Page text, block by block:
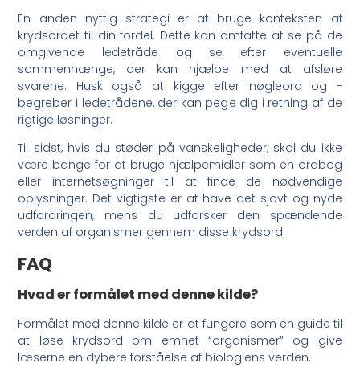
En anden nyttig strategi er at bruge konteksten af
krydsordet til din fordel. Dette kan omfatte at se på de
omgivende ledetråde og se efter eventuelle
sammenhænge, der kan hjælpe med at afsløre
svarene. Husk også at kigge efter nøgleord og -
begreber i ledetrådene, der kan pege dig i retning af de
rigtige løsninger.
Til sidst, hvis du støder på vanskeligheder, skal du ikke
være bange for at bruge hjælpemidler som en ordbog
eller internetsøgninger til at finde de nødvendige
oplysninger. Det vigtigste er at have det sjovt og nyde
udfordringen, mens du udforsker den spændende
verden af organismer gennem disse krydsord.
FAQ
Hvad er formålet med denne kilde?
Formålet med denne kilde er at fungere som en guide til
at løse krydsord om emnet “organismer” og give
læserne en dybere forståelse af biologiens verden.